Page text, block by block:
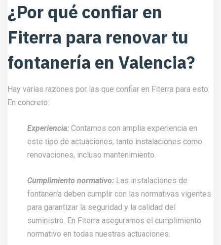
¿Por qué confiar en
Fiterra para renovar tu
fontanería en Valencia?
Hay varias razones por las que confiar en Fiterra para esto.
En concreto:
Experiencia: Contamos con amplia experiencia en
este tipo de actuaciones, tanto instalaciones como
renovaciones, incluso mantenimiento.
Cumplimiento normativo: Las instalaciones de
fontanería deben cumplir con las normativas vigentes
para garantizar la seguridad y la calidad del
suministro. En Fiterra aseguramos el cumplimiento
normativo en todas nuestras actuaciones.